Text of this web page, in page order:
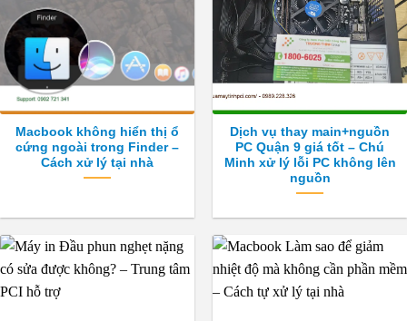
Macbook không hiển thị ổ
cứng ngoài trong Finder –
Cách xử lý tại nhà
Dịch vụ thay main+nguồn
PC Quận 9 giá tốt – Chú
Minh xử lý lỗi PC không lên
nguồn